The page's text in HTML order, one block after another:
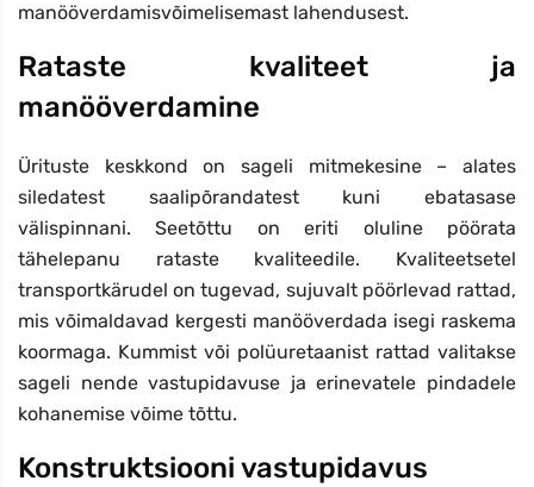
manööverdamisvõimelisemast lahendusest.
Rataste kvaliteet ja
manööverdamine
Ürituste keskkond on sageli mitmekesine – alates
siledatest saalipõrandatest kuni ebatasase
välispinnani. Seetõttu on eriti oluline pöörata
tähelepanu rataste kvaliteedile. Kvaliteetsetel
transportkärudel on tugevad, sujuvalt pöörlevad rattad,
mis võimaldavad kergesti manööverdada isegi raskema
koormaga. Kummist või polüuretaanist rattad valitakse
sageli nende vastupidavuse ja erinevatele pindadele
kohanemise võime tõttu.
Konstruktsiooni vastupidavus